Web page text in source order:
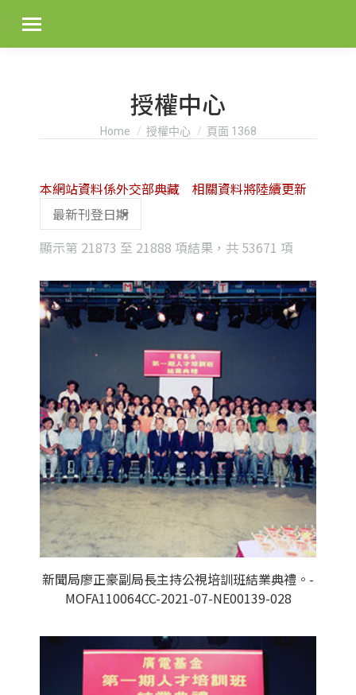
授權中心
You are here:
Home 授權中心 頁面 1368
顯示第 21873 至 21888 項結果，共 53671 項
latest
本網站資料係外交部典藏 相關資料將陸續更新
新聞局廖正豪副局長主持公視培訓班結業典禮。-
MOFA110064CC-2021-07-NE00139-028